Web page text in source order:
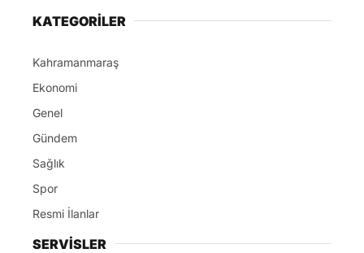
KATEGORİLER
Kahramanmaraş
Ekonomi
Genel
Gündem
Sağlık
Spor
Resmi İlanlar
SERVİSLER